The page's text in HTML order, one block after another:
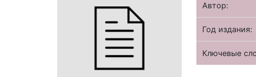
Автор:
Год издания:
Ключевые